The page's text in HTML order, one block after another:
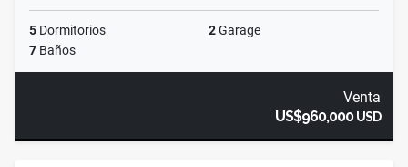
5 Dormitorios 2Garage
7 Baños
Venta
US$960,000USD